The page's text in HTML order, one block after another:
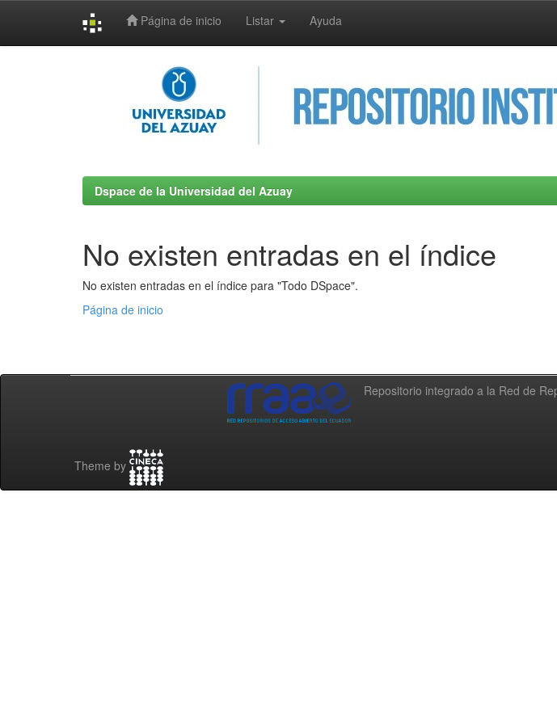
Página de inicio Listar Ayuda
Dspace de la Universidad del Azuay
No existen entradas en el índice
No existen entradas en el índice para "Todo DSpace".
Página de inicio
Repositorio integrado a la Red de
Theme by